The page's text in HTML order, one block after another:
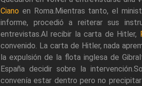
Ciano en Roma.Mientras tanto, el
informe, procedió a reiterar sus
entrevistas.Al recibir la carta de Hitler,
convenido. La carta de Hitler, nada
la expulsión de la flota inglesa de
España decidir sobre la
convenía estar dentro pero no